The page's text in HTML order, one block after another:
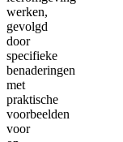
werken,
gevolgd
door
specifieke
benaderingen
met
praktische
voorbeelden
voor